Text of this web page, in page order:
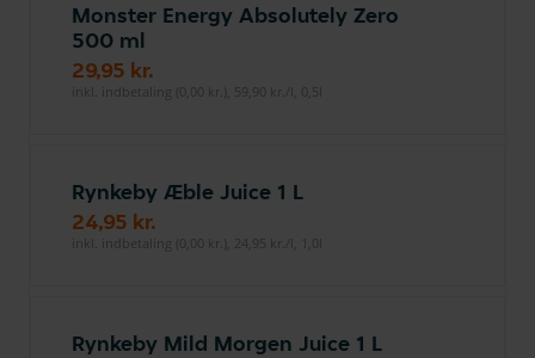
Monster Energy Absolutely Zero
500 ml
29,95 kr.
inkl. indbetaling (0,00 kr.), 59,90 kr./l, 0,5l
Rynkeby Æble Juice 1 L
24,95 kr.
inkl. indbetaling (0,00 kr.), 24,95 kr./l, 1,0l
Rynkeby Mild Morgen Juice 1 L